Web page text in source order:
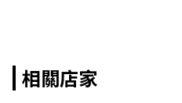
相關店家